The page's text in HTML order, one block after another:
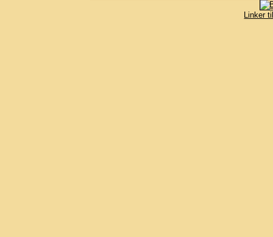
Linker